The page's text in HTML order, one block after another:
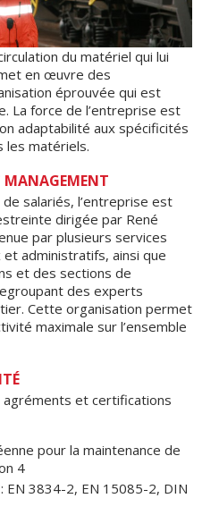
du matériel qui lui
en œuvre des
éprouvée qui est
La force de l’entreprise est
adaptabilité aux spécificités
les matériels.
salariés, l’entreprise est
dirigée par René
par plusieurs services
administratifs, ainsi que
et des sections de
des experts
Cette organisation permet
maximale sur l’ensemble
agréments et certifications
pour la maintenance de
4
EN 3834-2, EN 15085-2, DIN